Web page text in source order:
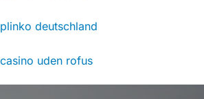
plinko deutschland
casino uden rofus